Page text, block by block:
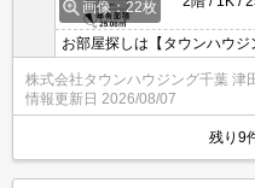
画像：22枚
お部屋探しは【タウンハウジ
株式会社タウンハウジング千葉 津
情報更新日 2026/08/07
残り9